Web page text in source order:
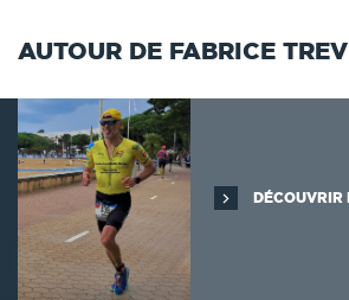
AUTOUR DE FABRICE